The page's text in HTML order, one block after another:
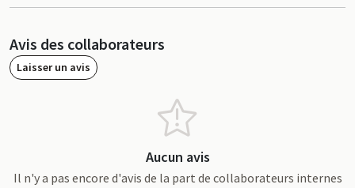
Avis des collaborateurs
Laisser un avis
Aucun avis
Il n'y a pas encore d'avis de la part de collaborateurs internes